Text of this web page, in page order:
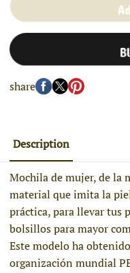
share
Description
Mochila de mujer, de la
material que imita la
práctica, para llevar tus
bolsillos para mayor
Este modelo ha
organización mundial